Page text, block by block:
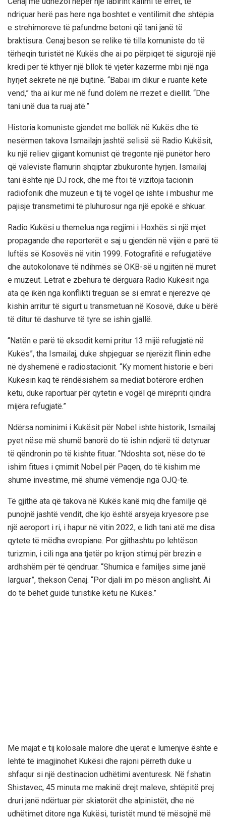
ndriçuar herë pas here nga boshtet e ventilimit dhe shtëpia
e strehimoreve të pafundme betoni që tani janë të
braktisura. Cenaj beson se relike të tilla komuniste do të
tërheqin turistët në Kukës dhe ai po përpiqet të sigurojë një
kredi për të kthyer një bllok të vjetër kazerme mbi një nga
hyrjet sekrete në një bujtinë. “Babai im dikur e ruante këtë
vend,” tha ai kur më në fund dolëm në rrezet e diellit. “Dhe
tani unë dua ta ruaj atë.”
Historia komuniste gjendet me bollëk në Kukës dhe të
nesërmen takova Ismailajn jashtë selisë së Radio Kukësit,
ku një reliev gjigant komunist që tregonte një punëtor hero
që valëviste flamurin shqiptar zbukuronte hyrjen. Ismailaj
tani është një DJ rock, dhe më ftoi të vizitoja tacionin
radiofonik dhe muzeun e tij të vogël që ishte i mbushur me
pajisje transmetimi të pluhurosur nga një epokë e shkuar.
Radio Kukësi u themelua nga regjimi i Hoxhës si një mjet
propagande dhe reporterët e saj u gjendën në vijën e parë të
luftës së Kosovës në vitin 1999. Fotografitë e refugjatëve
dhe autokolonave të ndihmës së OKB-së u ngjitën në muret
e muzeut. Letrat e zbehura të dërguara Radio Kukësit nga
ata që ikën nga konflikti treguan se si emrat e njerëzve që
kishin arritur të sigurt u transmetuan në Kosovë, duke u bërë
të ditur të dashurve të tyre se ishin gjallë.
“Natën e parë të eksodit kemi pritur 13 mijë refugjatë në
Kukës”, tha Ismailaj, duke shpjeguar se njerëzit flinin edhe
në dyshemenë e radiostacionit. “Ky moment historie e bëri
Kukësin kaq të rëndësishëm sa mediat botërore erdhën
këtu, duke raportuar për qytetin e vogël që mirëpriti qindra
mijëra refugjatë.”
Ndërsa nominimi i Kukësit për Nobel ishte historik, Ismailaj
pyet nëse më shumë banorë do të ishin ndjerë të detyruar
të qëndronin po të kishte fituar. “Ndoshta sot, nëse do të
ishim fitues i çmimit Nobel për Paqen, do të kishim më
shumë investime, më shumë vëmendje nga OJQ-të.
Të gjithë ata që takova në Kukës kanë miq dhe familje që
punojnë jashtë vendit, dhe kjo është arsyeja kryesore pse
një aeroport i ri, i hapur në vitin 2022, e lidh tani atë me disa
qytete të mëdha evropiane. Por gjithashtu po lehtëson
turizmin, i cili nga ana tjetër po krijon stimuj për brezin e
ardhshëm për të qëndruar. “Shumica e familjes sime janë
larguar”, thekson Cenaj. “Por djali im po mëson anglisht. Ai
do të bëhet guidë turistike këtu në Kukës.”
Me majat e tij kolosale malore dhe ujërat e lumenjve është e
lehtë të imagjinohet Kukësi dhe rajoni përreth duke u
shfaqur si një destinacion udhëtimi aventuresk. Në fshatin
Shistavec, 45 minuta me makinë drejt maleve, shtëpitë prej
druri janë ndërtuar për skiatorët dhe alpinistët, dhe në
udhëtimet ditore nga Kukësi, turistët mund të mësojnë më